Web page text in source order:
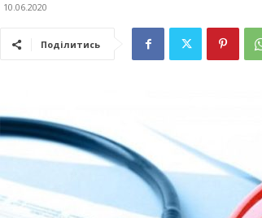
10.06.2020
Поділитись